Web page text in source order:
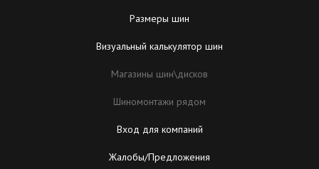
Размеры шин
Визуальный калькулятор шин
Магазины шин\дисков
Шиномонтажи рядом
Вход для компаний
Жалобы/Предложения